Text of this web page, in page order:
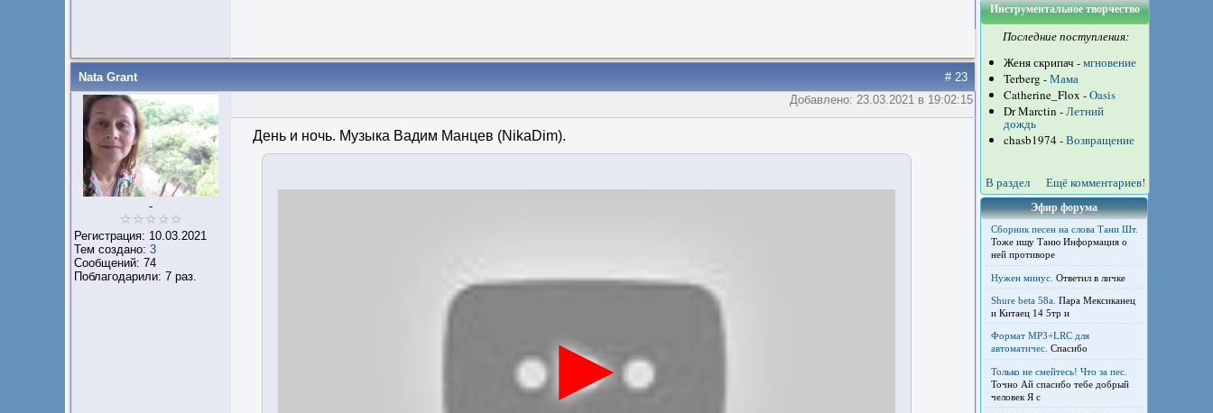
Nata Grant # 23
-
Регистрация: 10.03.2021
Тем создано: 3
Сообщений: 74
Поблагодарили: 7 раз.
Добавлено: 23.03.2021 в 19:02:15
День и ночь. Музыка Вадим Манцев (NikaDim).
Инструментальное творчество
Последние поступления:
Женя скрипач -мгновение
Terberg -Мама
Catherine_Flox -Oasis
Dr Marctin -Летний
дождь
chasb1974 -Возвращение
В раздел Ещё комментариев!
Эфир форума
Сборник песен на слова Тани Шт.
Тоже ищу Таню Информация о
ней противоре
Нужен минус. Ответил в личке
Shure beta 58а. Пара Мексиканец
и Китаец 14 5тр и
Формат MP3+LRC для
автоматичес. Спасибо
Только не смейтесь! Что за пес.
Точно Ай спасибо тебе добрый
человек Я с